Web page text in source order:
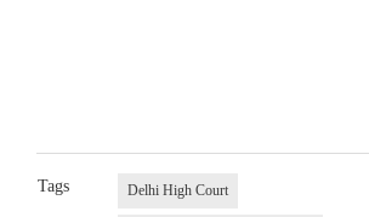
Tags Delhi High Court